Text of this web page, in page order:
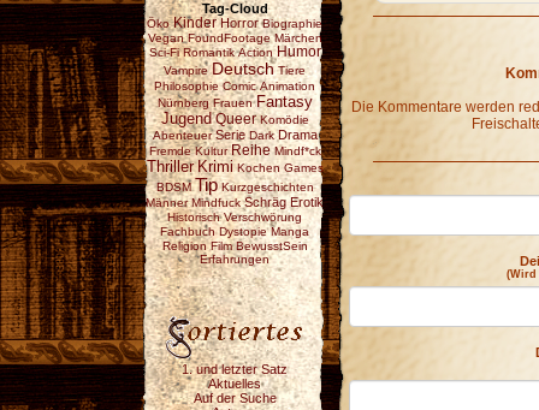
Tag-Cloud
Öko Kinder Horror Biographie
Vegan FoundFootage Märchen
Sci-Fi Romantik Action Humor
Vampire Deutsch Tiere
Philosophie Comic Animation
Nürnberg Frauen Fantasy
Jugend Queer Komödie
Abenteuer Serie Dark Drama
Fremde Kultur Reihe Mindf*ck
Thriller Krimi Kochen Games
BDSM Tip Kurzgeschichten
Männer Mindfuck Schräg Erotik
Historisch Verschwörung
Fachbuch Dystopie Manga
Religion Film BewusstSein
Erfahrungen
1. und letzter Satz
Aktuelles
Auf der Suche
Die Kommentare werden
(Wird